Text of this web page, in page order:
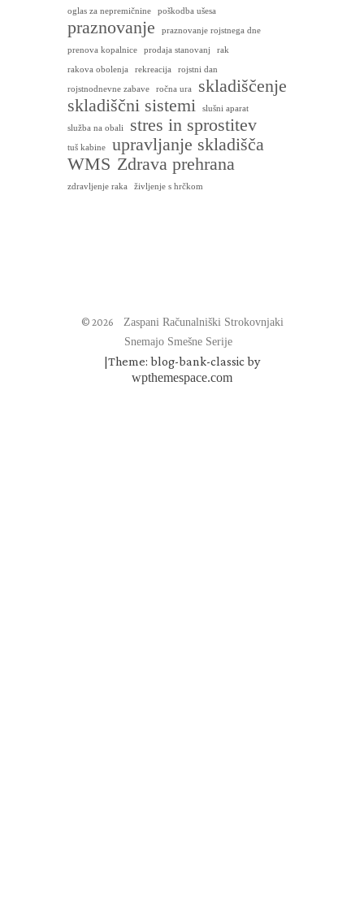
oglas za nepremičnine poškodba ušesa
praznovanje praznovanje rojstnega dne
prenova kopalnice prodaja stanovanj rak
rakova obolenja rekreacija rojstni dan
rojstnodnevne zabave ročna ura
skladiščenje
skladiščni sistemi
slušni aparat
služba na obali stres in sprostitev
tuš kabine
upravljanje skladišča
WMS Zdrava prehrana
zdravljenje raka življenje s hrčkom
© 2026
Zaspani Računalniški Strokovnjaki
Snemajo Smešne Serije
|Theme: blog-bank-classic by
wpthemespace.com